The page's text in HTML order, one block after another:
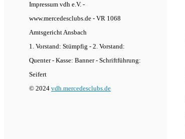
Impressum vdh e.V. -
www.mercedesclubs.de - VR 1068
Amtsgericht Ansbach
1. Vorstand: Stümpfig - 2. Vorstand:
Quenter - Kasse: Banner - Schriftführung:
Seifert
© 2024 vdh.mercedesclubs.de